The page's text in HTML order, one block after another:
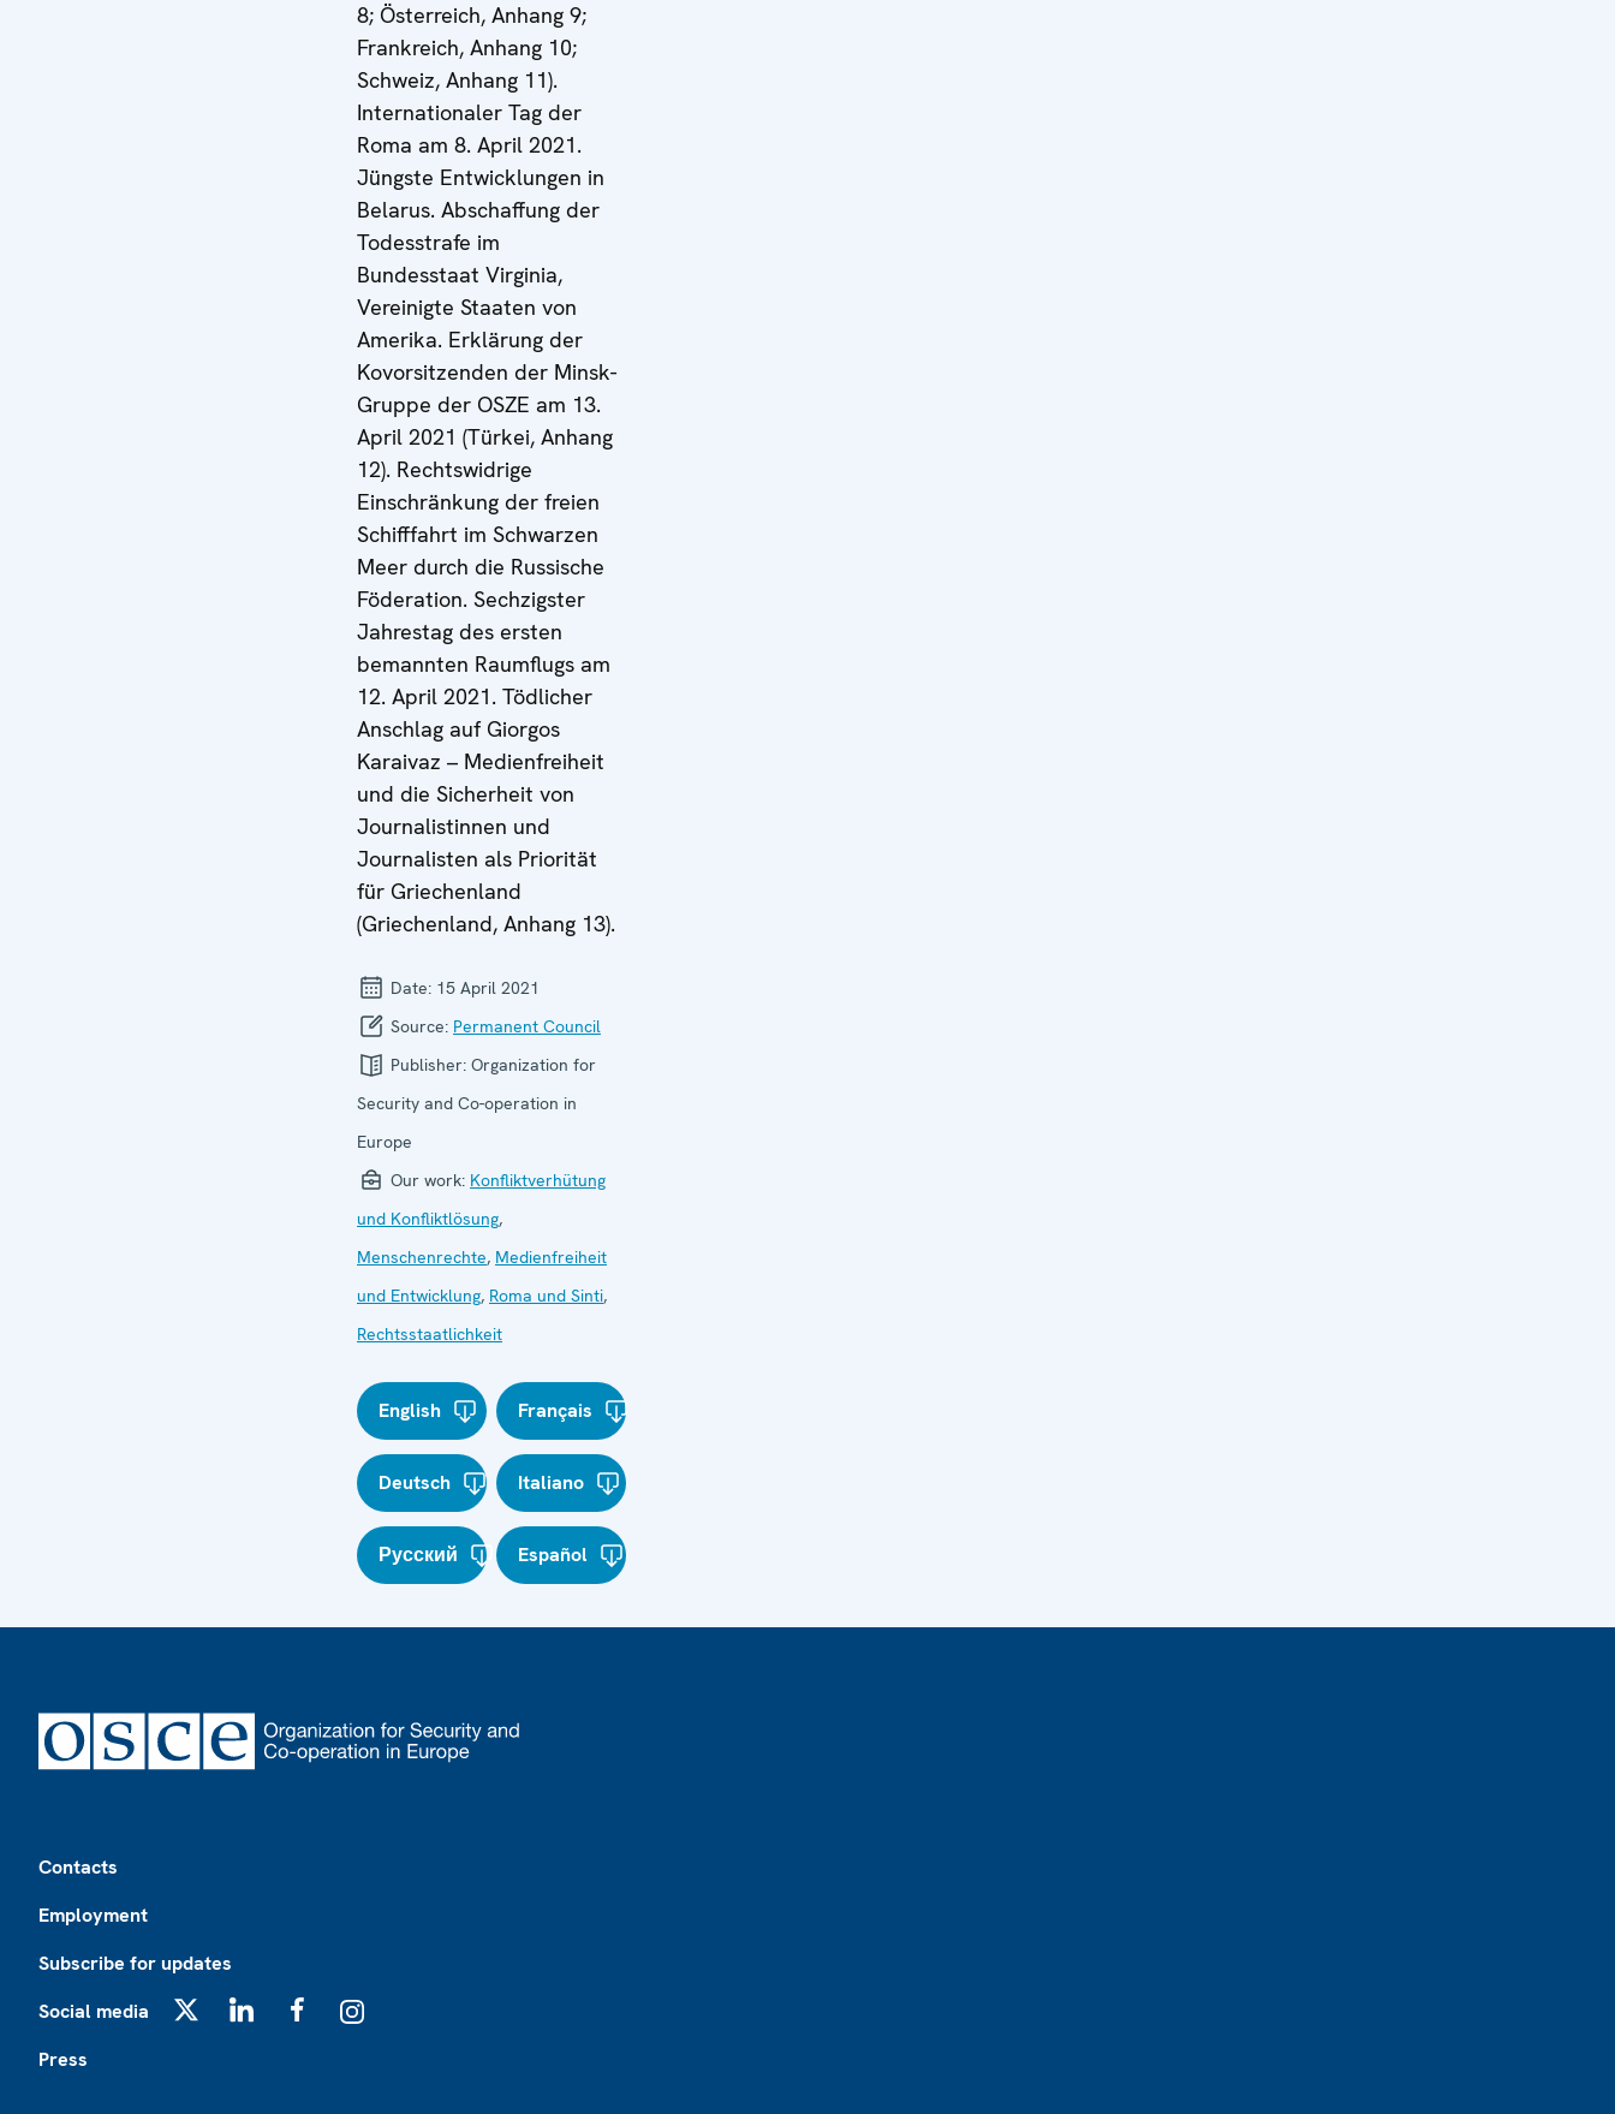
8; Österreich, Anhang 9;
Frankreich, Anhang 10;
Schweiz, Anhang 11).
Internationaler Tag der
Roma am 8. April 2021.
Jüngste Entwicklungen in
Belarus. Abschaffung der
Todesstrafe im
Bundesstaat Virginia,
Vereinigte Staaten von
Amerika. Erklärung der
Kovorsitzenden der Minsk-
Gruppe der OSZE am 13.
April 2021 (Türkei, Anhang
12). Rechtswidrige
Einschränkung der freien
Schifffahrt im Schwarzen
Meer durch die Russische
Föderation. Sechzigster
Jahrestag des ersten
bemannten Raumflugs am
12. April 2021. Tödlicher
Anschlag auf Giorgos
Karaivaz – Medienfreiheit
und die Sicherheit von
Journalistinnen und
Journalisten als Priorität
für Griechenland
(Griechenland, Anhang 13).
Date: 15 April 2021
Source: Permanent Council
Publisher: Organization for
Security and Co-operation in
Europe
Our work: Konfliktverhütung
und Konfliktlösung,
Menschenrechte, Medienfreiheit
und Entwicklung, Roma und Sinti,
Rechtsstaatlichkeit
English Français
Deutsch Italiano
Русский Español
Contacts
Employment
Subscribe for updates
Social media
Press